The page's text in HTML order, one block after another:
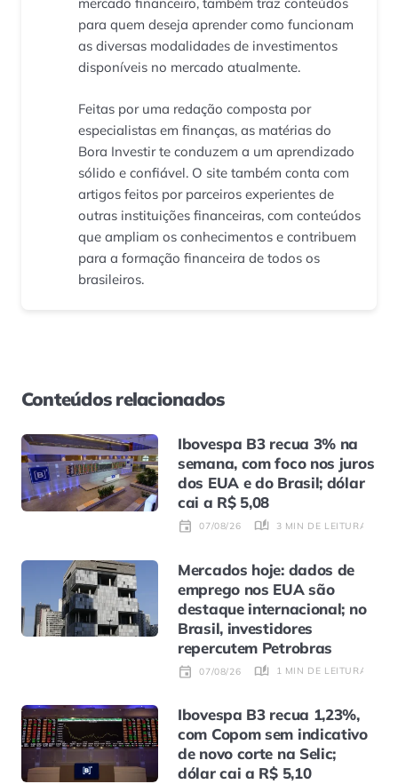
mercado financeiro, também traz conteúdos
para quem deseja aprender como funcionam
as diversas modalidades de investimentos
disponíveis no mercado atualmente.
Feitas por uma redação composta por
especialistas em finanças, as matérias do
Bora Investir te conduzem a um aprendizado
sólido e confiável. O site também conta com
artigos feitos por parceiros experientes de
outras instituições financeiras, com conteúdos
que ampliam os conhecimentos e contribuem
para a formação financeira de todos os
brasileiros.
Conteúdos relacionados
Ibovespa B3 recua 3% na
semana, com foco nos juros
dos EUA e do Brasil; dólar
cai a R$ 5,08
07/08/26 3 MIN DE LEITURA
Mercados hoje: dados de
emprego nos EUA são
destaque internacional; no
Brasil, investidores
repercutem Petrobras
07/08/26 1 MIN DE LEITURA
Ibovespa B3 recua 1,23%,
com Copom sem indicativo
de novo corte na Selic;
dólar cai a R$ 5,10